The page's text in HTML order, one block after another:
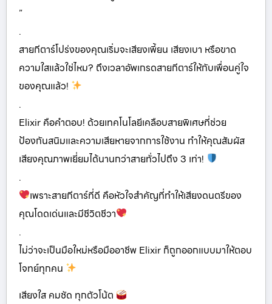
”
.
สายกีตาร์โปร่งของคุณเริ่มจะเสียงเพี้ยน เสียงเบา หรือขาด
ความใสแล้วใช่ไหม? ถึงเวลาอัพเกรดสายกีตาร์ให้กับเพื่อนคู่ใจ
ของคุณแล้ว!
.
Elixir คือคำตอบ! ด้วยเทคโนโลยีเคลือบสายพิเศษที่ช่วย
ป้องกันสนิมและความเสียหายจากการใช้งาน ทำให้คุณสัมผัส
เสียงคุณภาพเยี่ยมได้นานกว่าสายทั่วไปถึง 3 เท่า!
.
เพราะสายกีตาร์ที่ดี คือหัวใจสำคัญที่ทำให้เสียงดนตรีของ
คุณโดดเด่นและมีชีวิตชีวา
.
ไม่ว่าจะเป็นมือใหม่หรือมืออาชีพ Elixir ก็ถูกออกแบบมาให้ตอบ
โจทย์ทุกคน
เสียงใส คมชัด ทุกตัวโน้ต